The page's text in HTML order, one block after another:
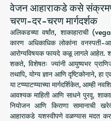
वेजन आहाराकडे कसे संक्रमण
चरण-दर-चरण मार्गदर्शक
अलिकडच्या वर्षांत, शाकाहाराची
कारण अधिकाधिक लोकांना वनस्पती-
आरोग्यविषयक फायदे कळू लागले आहेत.
शकते, विशेषतः ज्यांनी आयुष्यभर
तथापि, योग्य ज्ञान आणि दृष्टिकोनाने,
या टप्प्याटप्प्याच्या मार्गदर्शिकेत, आम्ही
आवश्यक माहिती आणि साधने पुरवू.
नियोजन आणि किराणा सामानाची
आहाराकडे यशस्वीपणे वळण्यास मदत